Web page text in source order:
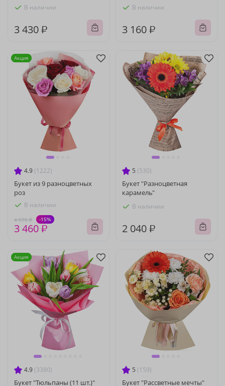
В наличии
3 430 ₽
В наличии
3 160 ₽
4.9 (1222)
Букет из 9 разноцветных
роз
В наличии
4 070 ₽ -15%
3 460 ₽
Акция
5 (530)
Букет "Разноцветная
карамель"
В наличии
2 040 ₽
4.9 (3380)
Букет "Тюльпаны (11 шт.)"
Акция
5 (159)
Букет "Рассветные мечты"